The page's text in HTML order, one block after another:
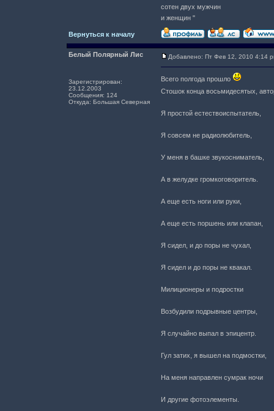
сотен двух мужчин
и женщин "
Вернуться к началу
Белый Полярный Лис
Зарегистрирован:
23.12.2003
Сообщения: 124
Откуда: Большая Северная
Добавлено: Пт Фев 12, 2010 4:14
Всего полгода прошло
Стошок конца восьмидесятых,
Я простой естествоиспытатель,
Я совсем не радиолюбитель,
У меня в башке звукосниматель,
А в желудке громкоговоритель.
А еще есть ноги или руки,
А еще есть поршень или клапан,
Я сидел, и до поры не чухал,
Я сидел и до поры не квакал.
Милиционеры и подростки
Возбудили подрывные центры,
Я случайно выпал в эпицентр.
Гул затих, я вышел на подмостки,
На меня направлен сумрак ночи
И другие фотоэлементы.